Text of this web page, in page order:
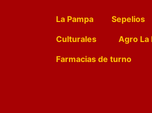
La Pampa Sepelios
Culturales
Agro La
Farmacias de turno